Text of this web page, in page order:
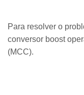
Para resolver o
conversor boost
(MCC).